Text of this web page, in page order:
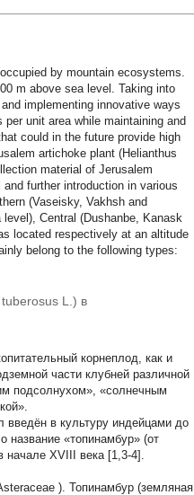
by mountain ecosystems.
m above sea level. Taking into
implementing innovative ways
unit area while maintaining and
could in the future provide high
artichoke plant (Helianthus
material of Jerusalem
further introduction in various
(Vaseisky, Vakhsh and
Central (Dushanbe, Kanask
located respectively at an altitude
belong to the following types:
L.) в
корнеплод, как и
части клубней различной
подсолнухом», «солнечным
введён в культуру индейцами до
название «топинамбур» (от
начале XVIII века [1,3-4].
). Топинамбур (земляная